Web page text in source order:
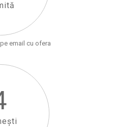
email cu ofera